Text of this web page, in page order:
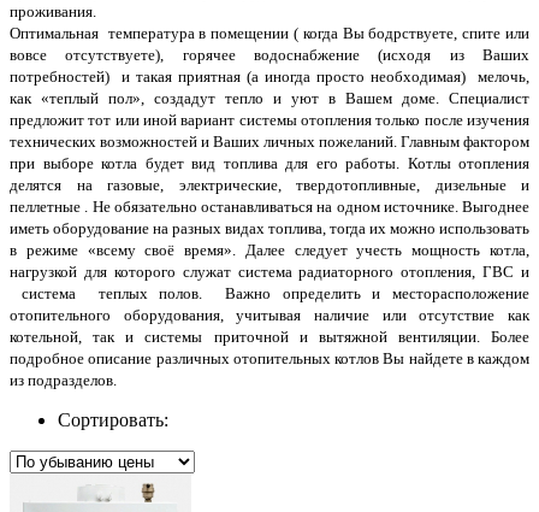
проживания.
Оптимальная температура в помещении ( когда Вы бодрствуете, спите или
вовсе отсутствуете), горячее водоснабжение (исходя из Ваших
потребностей) и такая приятная (а иногда просто необходимая) мелочь,
как «теплый пол», создадут тепло и уют в Вашем доме. Специалист
предложит тот или иной вариант системы отопления только после изучения
технических возможностей и Ваших личных пожеланий. Главным фактором
при выборе котла будет вид топлива для его работы. Котлы отопления
делятся на газовые, электрические, твердотопливные, дизельные и
пеллетные . Не обязательно останавливаться на одном источнике. Выгоднее
иметь оборудование на разных видах топлива, тогда их можно использовать
в режиме «всему своё время». Далее следует учесть мощность котла,
нагрузкой для которого служат система радиаторного отопления, ГВС и
система теплых полов. Важно определить и месторасположение
отопительного оборудования, учитывая наличие или отсутствие как
котельной, так и системы приточной и вытяжной вентиляции. Более
подробное описание различных отопительных котлов Вы найдете в каждом
из подразделов.
Сортировать: